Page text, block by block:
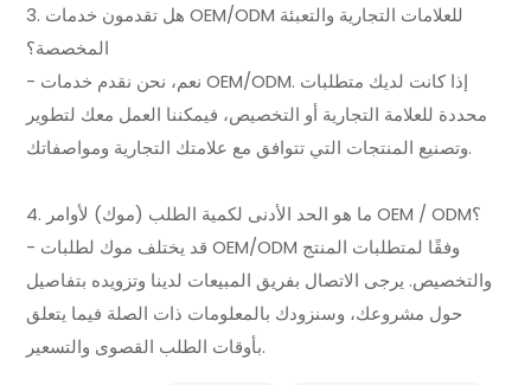
3. هل تقدمون خدمات OEM/ODM للعلامات التجارية والتعبئة
المخصصة؟
- نعم، نحن نقدم خدمات OEM/ODM. إذا كانت لديك متطلبات
محددة للعلامة التجارية أو التخصيص، فيمكننا العمل معك لتطوير
وتصنيع المنتجات التي تتوافق مع علامتك التجارية ومواصفاتك.
4. ما هو الحد الأدنى لكمية الطلب (موك) لأوامر OEM / ODM؟
- قد يختلف موك لطلبات OEM/ODM وفقًا لمتطلبات المنتج
والتخصيص. يرجى الاتصال بفريق المبيعات لدينا وتزويده بتفاصيل
حول مشروعك، وسنزودك بالمعلومات ذات الصلة فيما يتعلق
بأوقات الطلب القصوى والتسعير.